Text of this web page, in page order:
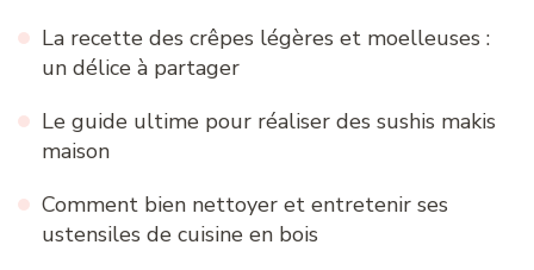
La recette des crêpes légères et moelleuses :
un délice à partager
Le guide ultime pour réaliser des sushis makis
maison
Comment bien nettoyer et entretenir ses
ustensiles de cuisine en bois